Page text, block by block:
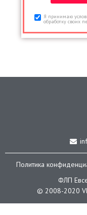
Я принимаю
обработку своих
Политика
ФЛП
© 2008-2020